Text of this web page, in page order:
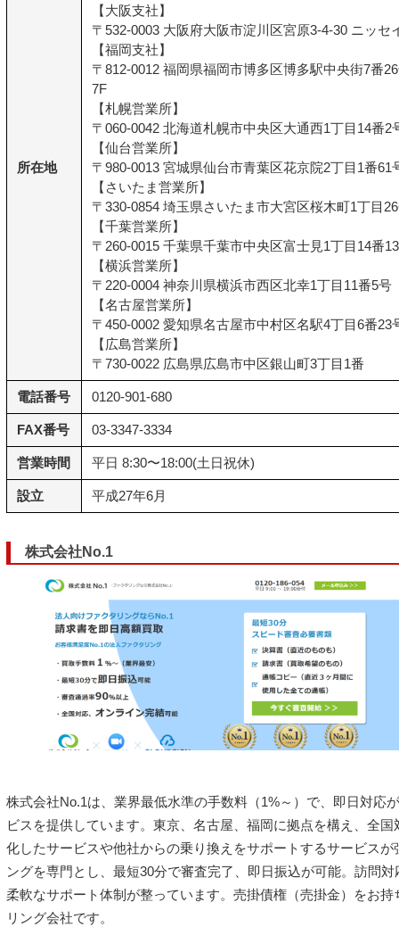
所在地
【大阪支社】
〒532-0003 大阪府大阪市淀川区宮原3-4-30 ニッセ
【福岡支社】
〒812-0012 福岡県福岡市博多区博多駅中央街7番
7F
【札幌営業所】
〒060-0042 北海道札幌市中央区大通西1丁目14番2
【仙台営業所】
〒980-0013 宮城県仙台市青葉区花京院2丁目1番61
【さいたま営業所】
〒330-0854 埼玉県さいたま市大宮区桜木町1丁目
【千葉営業所】
〒260-0015 千葉県千葉市中央区富士見1丁目14番
【横浜営業所】
〒220-0004 神奈川県横浜市西区北幸1丁目11番5号
【名古屋営業所】
〒450-0002 愛知県名古屋市中村区名駅4丁目6番23
【広島営業所】
〒730-0022 広島県広島市中区銀山町3丁目1番
電話番号 0120-901-680
FAX番号 03-3347-3334
営業時間 平日 8:30〜18:00(土日祝休)
設立 平成27年6月
株式会社No.1
株式会社No.1は、業界最低水準の手数料（1%～）で、即日対応
ビスを提供しています。東京、名古屋、福岡に拠点を構え、全
化したサービスや他社からの乗り換えをサポートするサービス
ングを専門とし、最短30分で審査完了、即日振込が可能。訪問
柔軟なサポート体制が整っています。売掛債権（売掛金）をお
リング会社です。